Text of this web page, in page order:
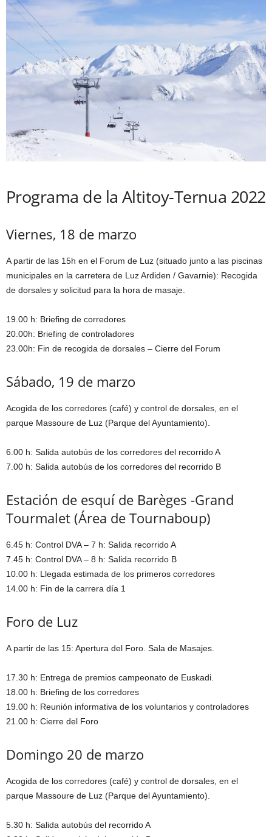
Programa de la Altitoy-Ternua 2022
Viernes, 18 de marzo
A partir de las 15h en el Forum de Luz (situado junto a las piscinas
municipales en la carretera de Luz Ardiden / Gavarnie): Recogida
de dorsales y solicitud para la hora de masaje.
19.00 h: Briefing de corredores
20.00h: Briefing de controladores
23.00h: Fin de recogida de dorsales – Cierre del Forum
Sábado, 19 de marzo
Acogida de los corredores (café) y control de dorsales, en el
parque Massoure de Luz (Parque del Ayuntamiento).
6.00 h: Salida autobús de los corredores del recorrido A
7.00 h: Salida autobús de los corredores del recorrido B
Estación de esquí de Barèges -Grand
Tourmalet (Área de Tournaboup)
6.45 h: Control DVA – 7 h: Salida recorrido A
7.45 h: Control DVA – 8 h: Salida recorrido B
10.00 h: Llegada estimada de los primeros corredores
14.00 h: Fin de la carrera día 1
Foro de Luz
A partir de las 15: Apertura del Foro. Sala de Masajes.
17.30 h: Entrega de premios campeonato de Euskadi.
18.00 h: Briefing de los corredores
19.00 h: Reunión informativa de los voluntarios y controladores
21.00 h: Cierre del Foro
Domingo 20 de marzo
Acogida de los corredores (café) y control de dorsales, en el
parque Massoure de Luz (Parque del Ayuntamiento).
5.30 h: Salida autobús del recorrido A